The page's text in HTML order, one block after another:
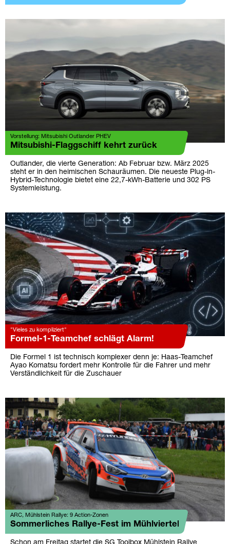
Vorstellung: Mitsubishi Outlander PHEV
Mitsubishi-Flaggschiff kehrt zurück
Outlander, die vierte Generation: Ab Februar bzw. März 2025
steht er in den heimischen Schauräumen. Die neueste Plug-in-
Hybrid-Technologie bietet eine 22,7-kWh-Batterie und 302 PS
Systemleistung.
"Vieles zu kompliziert"
Formel-1-Teamchef schlägt Alarm!
Die Formel 1 ist technisch komplexer denn je: Haas-Teamchef
Ayao Komatsu fordert mehr Kontrolle für die Fahrer und mehr
Verständlichkeit für die Zuschauer
ARC, Mühlstein Rallye: 9 Action-Zonen
Sommerliches Rallye-Fest im Mühlviertel
Schon am Freitag startet die SG Toolbox Mühlstein Rallye